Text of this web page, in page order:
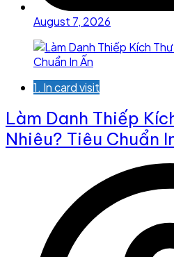
August 7, 2026
1. In card visit
Làm Danh Thiếp
Nhiêu? Tiêu Chuẩn